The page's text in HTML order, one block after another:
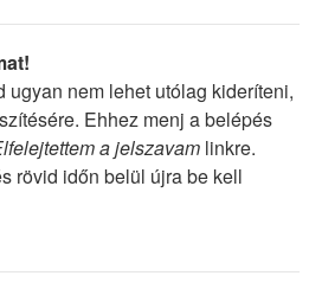
nem lehet utólag kideríteni,
Ehhez menj a belépés
a jelszavam linkre.
rövid időn belül újra be kell